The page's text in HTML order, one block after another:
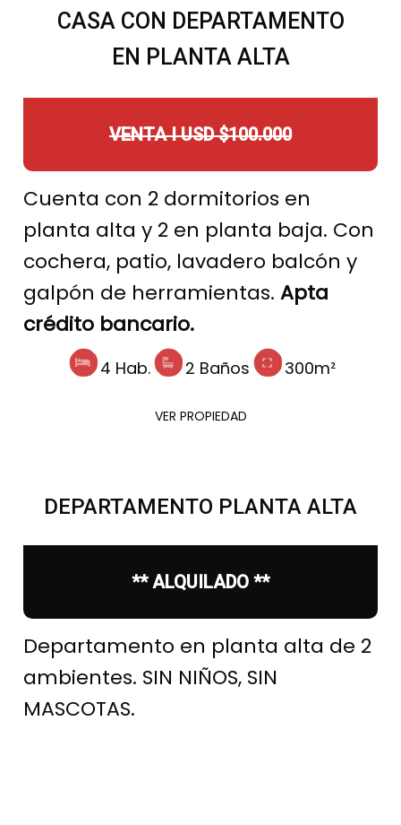
CASA CON DEPARTAMENTO
EN PLANTA ALTA
VENTA I USD $100.000
Cuenta con 2 dormitorios en
planta alta y 2 en planta baja. Con
cochera, patio, lavadero balcón y
galpón de herramientas. Apta
crédito bancario.
4 Hab. 2 Baños 300m²
VER PROPIEDAD
DEPARTAMENTO PLANTA ALTA
** ALQUILADO **
Departamento en planta alta de 2
ambientes. SIN NIÑOS, SIN
MASCOTAS.